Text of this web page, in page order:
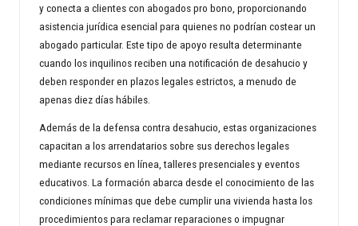
y conecta a clientes con abogados pro bono, proporcionando
asistencia jurídica esencial para quienes no podrían costear un
abogado particular. Este tipo de apoyo resulta determinante
cuando los inquilinos reciben una notificación de desahucio y
deben responder en plazos legales estrictos, a menudo de
apenas diez días hábiles.
Además de la defensa contra desahucio, estas organizaciones
capacitan a los arrendatarios sobre sus derechos legales
mediante recursos en línea, talleres presenciales y eventos
educativos. La formación abarca desde el conocimiento de las
condiciones mínimas que debe cumplir una vivienda hasta los
procedimientos para reclamar reparaciones o impugnar